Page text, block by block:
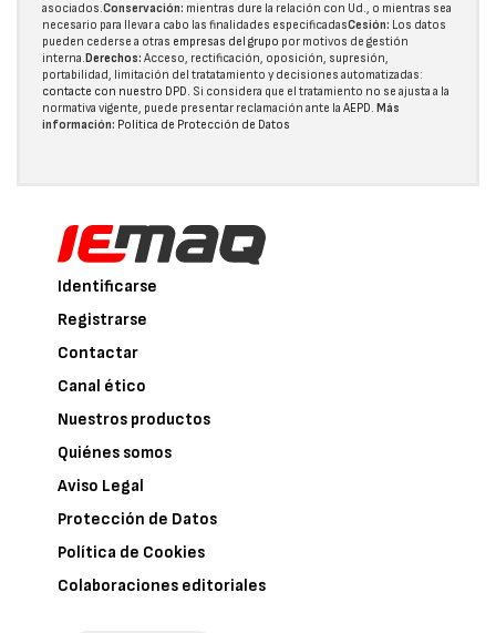
asociados.Conservación: mientras dure la relación con Ud., o mientras sea
necesario para llevar a cabo las finalidades especificadasCesión: Los datos
pueden cederse a otras empresas del grupo por motivos de gestión
interna.Derechos: Acceso, rectificación, oposición, supresión,
portabilidad, limitación del tratatamiento y decisiones automatizadas:
contacte con nuestro DPD. Si considera que el tratamiento no se ajusta a la
normativa vigente, puede presentar reclamación ante la AEPD. Más
información: Política de Protección de Datos
Identificarse
Registrarse
Contactar
Canal ético
Nuestros productos
Quiénes somos
Aviso Legal
Protección de Datos
Política de Cookies
Colaboraciones editoriales